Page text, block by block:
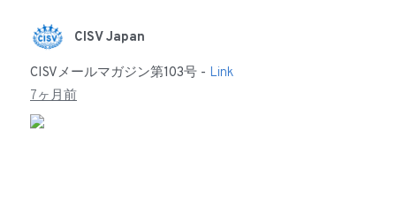
CISV Japan
CISVメールマガジン第103号 - Link
7ヶ月前